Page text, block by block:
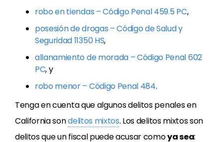
robo en tiendas – Código Penal 459.5 PC,
posesión de drogas – Código de Salud y
Seguridad 11350 HS,
allanamiento de morada – Código Penal 602
PC, y
robo menor – Código Penal 484.
Tenga en cuenta que algunos delitos penales en
California sondelitos mixtos. Los delitos mixtos son
delitos que un fiscal puede acusar comoya sea: